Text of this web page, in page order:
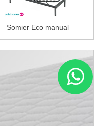
Somier Eco manual